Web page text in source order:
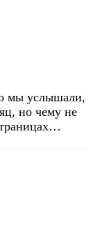
мы услышали,
но чему не